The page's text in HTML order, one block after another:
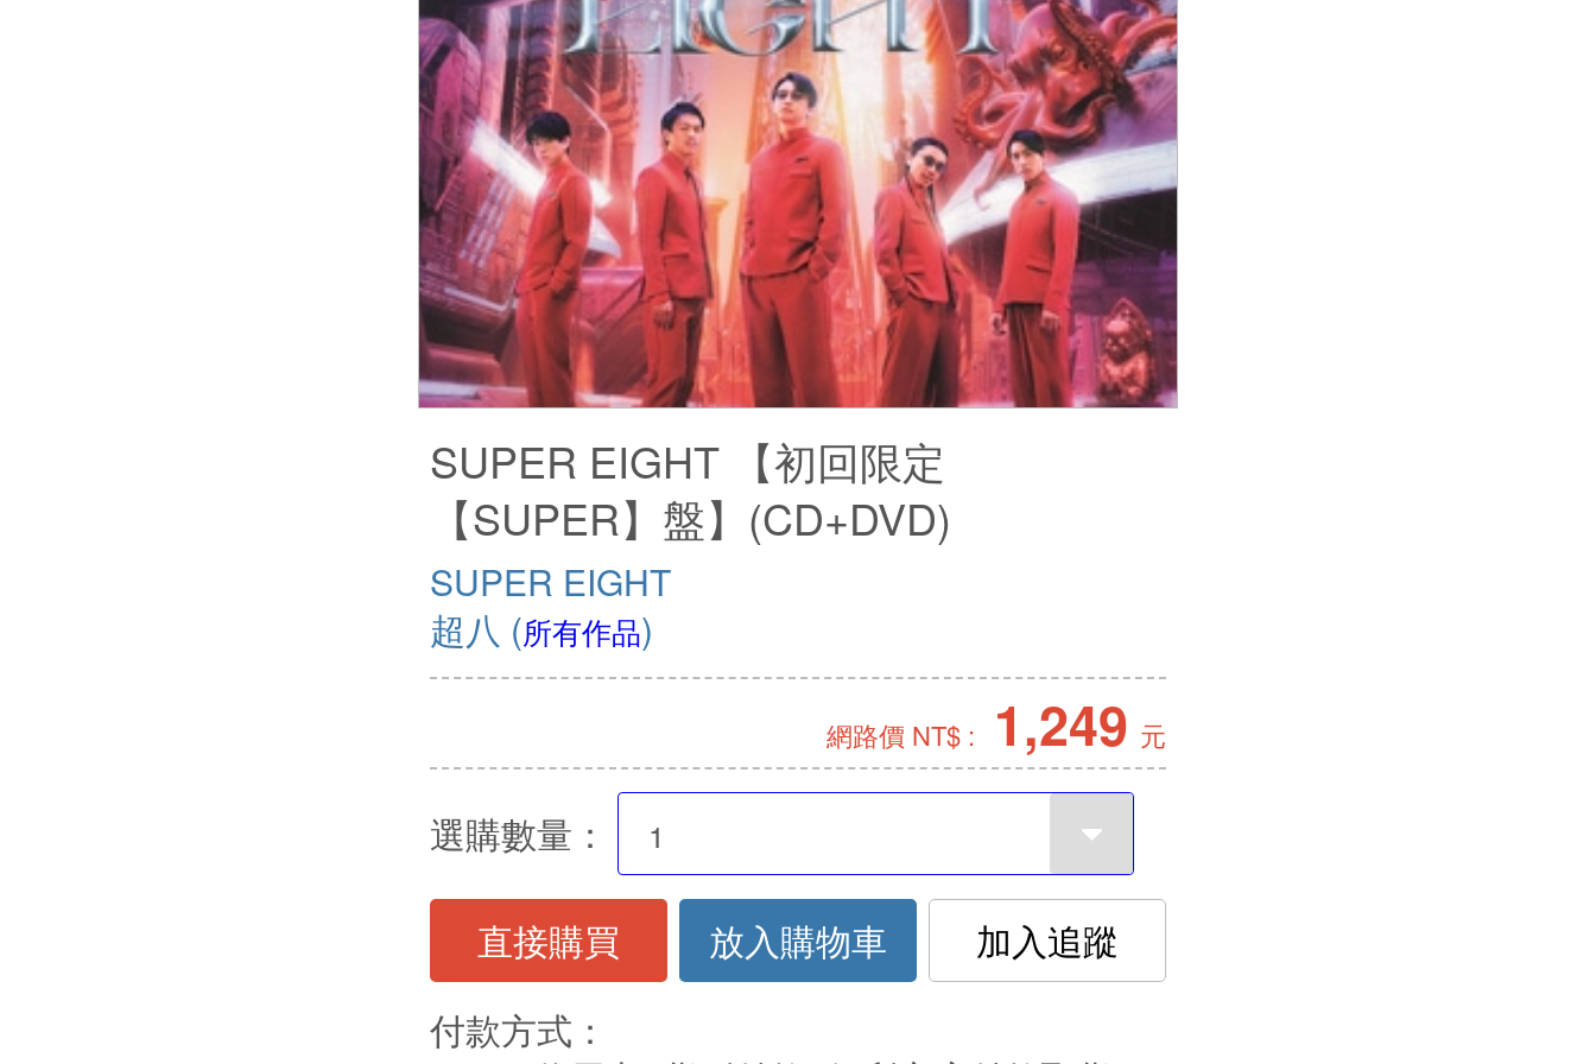
SUPER EIGHT 【初回限定
【SUPER】盤】(CD+DVD)
SUPER EIGHT
超八 (所有作品)
網路價 NT$ : 1,249 元
選購數量：
直接購買 放入購物車
加入追蹤
付款方式：